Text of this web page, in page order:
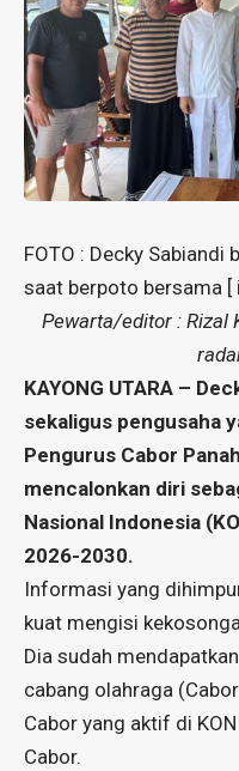
FOTO : Decky Sabiandi
saat berpoto bersama [
Pewarta/editor : Rizal
KAYONG UTARA –
sekaligus pengusaha
Pengurus Cabor
mencalonkan diri
Nasional Indonesia
2026-2030.
Informasi yang
kuat mengisi
Dia sudah
cabang olahraga
Cabor yang aktif di
Cabor.